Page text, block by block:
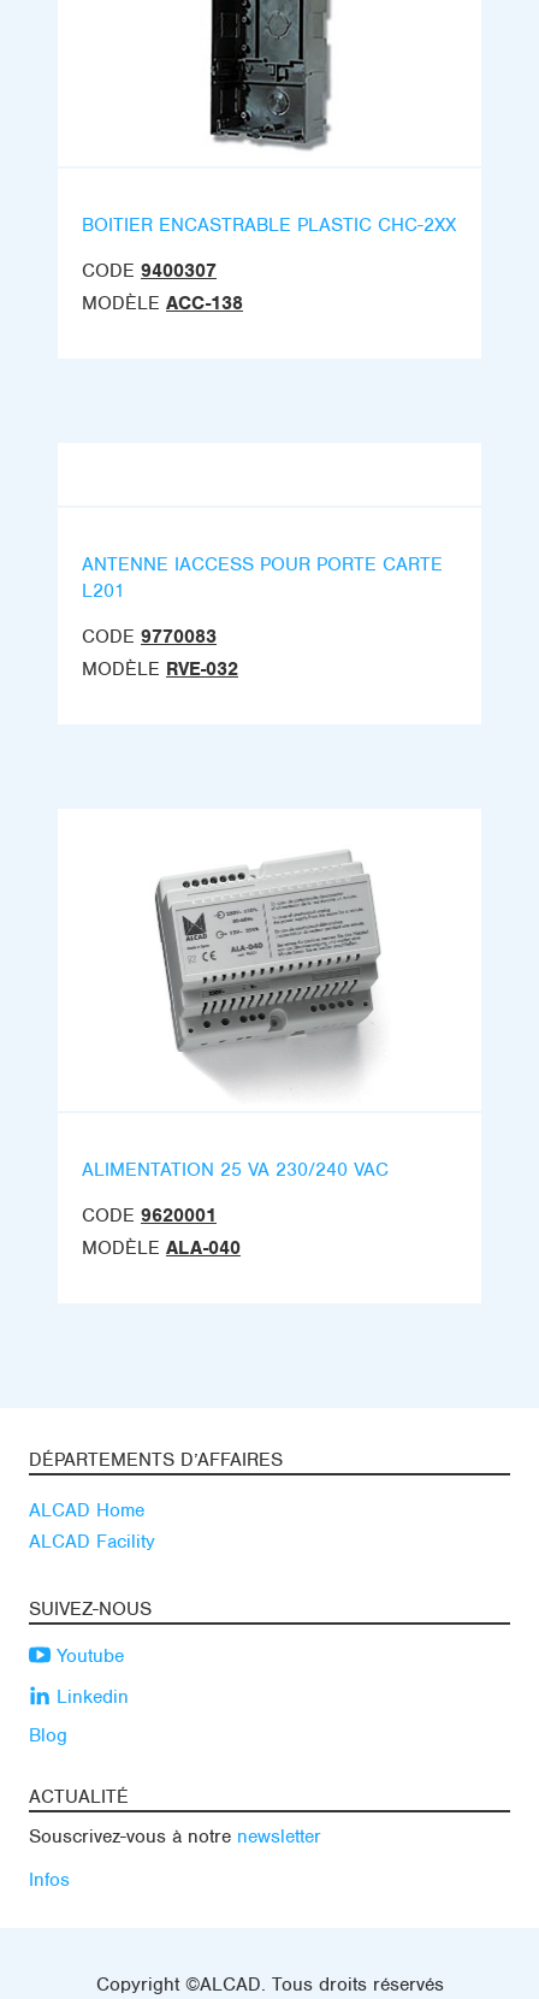
BOITIER ENCASTRABLE PLASTIC CHC-2XX
CODE 9400307
MODÈLE ACC-138
ANTENNE IACCESS POUR PORTE CARTE
L201
CODE 9770083
MODÈLE RVE-032
ALIMENTATION 25 VA 230/240 VAC
CODE 9620001
MODÈLE ALA-040
DÉPARTEMENTS D’AFFAIRES
ALCAD Home
ALCAD Facility
SUIVEZ-NOUS
Youtube
Linkedin
Blog
ACTUALITÉ
Souscrivez-vous à notre newsletter
Infos
Copyright ©ALCAD. Tous droits réservés